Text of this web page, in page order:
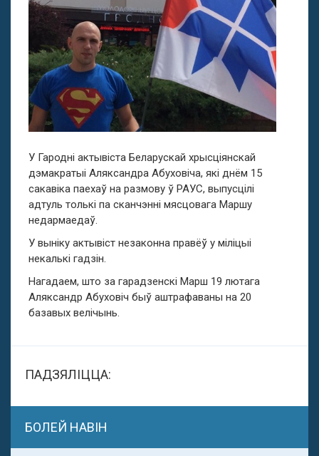
У Гародні актывіста Беларускай хрысціянскай
дэмакратыі Аляксандра Абуховіча, які днём 15
сакавіка паехаў на размову ў РАУС, выпусцілі
адтуль толькі па сканчэнні мясцовага Маршу
недармаедаў.
У выніку актывіст незаконна правёў у міліцыі
некалькі гадзін.
Нагадаем, што за гарадзенскі Марш 19 лютага
Аляксандр Абуховіч быў аштрафаваны на 20
базавых велічынь.
ПАДЗЯЛІЦЦА:
БОЛЕЙ НАВІН